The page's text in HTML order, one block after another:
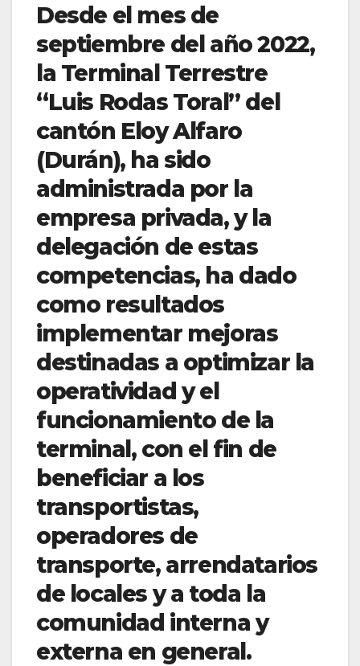
Desde el mes de
septiembre del año 2022,
la Terminal Terrestre
“Luis Rodas Toral” del
cantón Eloy Alfaro
(Durán), ha sido
administrada por la
empresa privada, y la
delegación de estas
competencias, ha dado
como resultados
implementar mejoras
destinadas a optimizar la
operatividad y el
funcionamiento de la
terminal, con el fin de
beneficiar a los
transportistas,
operadores de
transporte, arrendatarios
de locales y a toda la
comunidad interna y
externa en general.